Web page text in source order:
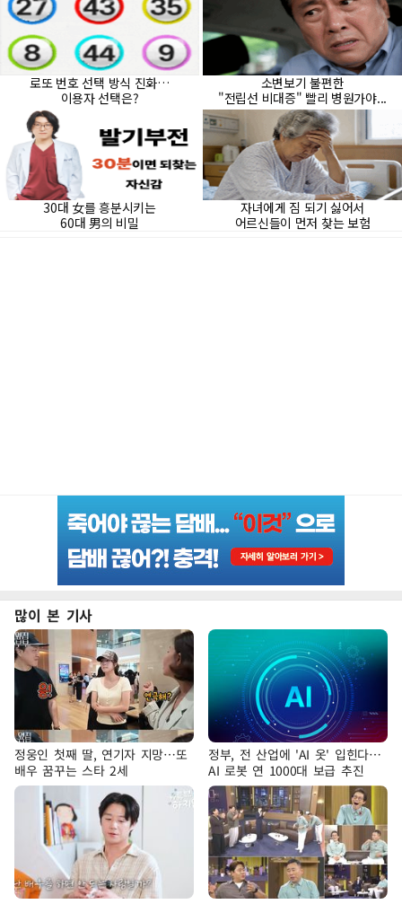
많이 본 기사
정웅인 첫째 딸, 연기자 지망…또
배우 꿈꾸는 스타 2세
정부, 전 산업에 'AI 옷' 입힌다…
AI 로봇 연 1000대 보급 추진